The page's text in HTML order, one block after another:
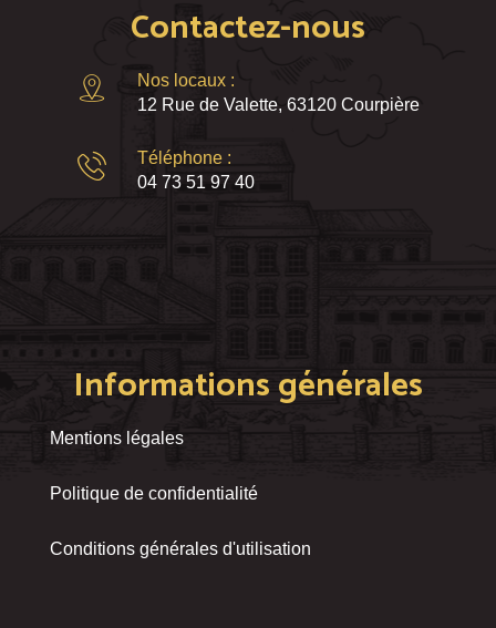
Contactez-nous
Nos locaux :
12 Rue de Valette, 63120 Courpière
Téléphone :
04 73 51 97 40
Informations générales
Mentions légales
Politique de confidentialité
Conditions générales d'utilisation